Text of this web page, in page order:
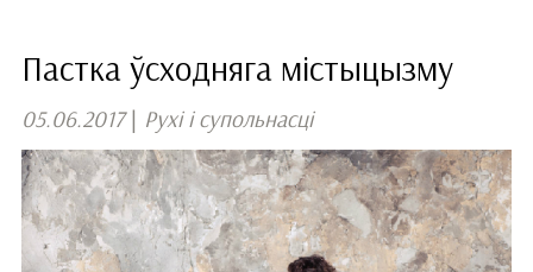
Пастка ўсходняга містыцызму
05.06.2017| Рухі і супольнасці